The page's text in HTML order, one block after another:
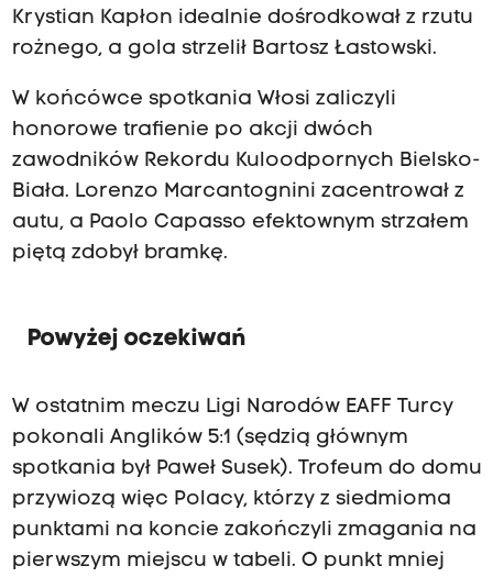
Krystian Kapłon idealnie dośrodkował z rzutu
rożnego, a gola strzelił Bartosz Łastowski.
W końcówce spotkania Włosi zaliczyli
honorowe trafienie po akcji dwóch
zawodników Rekordu Kuloodpornych Bielsko-
Biała. Lorenzo Marcantognini zacentrował z
autu, a Paolo Capasso efektownym strzałem
piętą zdobył bramkę.
Powyżej oczekiwań
W ostatnim meczu Ligi Narodów EAFF Turcy
pokonali Anglików 5:1 (sędzią głównym
spotkania był Paweł Susek). Trofeum do domu
przywiozą więc Polacy, którzy z siedmioma
punktami na koncie zakończyli zmagania na
pierwszym miejscu w tabeli. O punkt mniej